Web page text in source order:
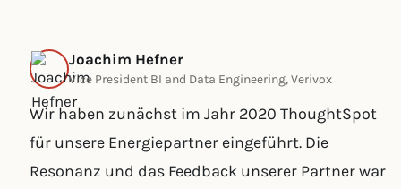
Joachim Hefner
Vice President BI and Data Engineering, Verivox
Wir haben zunächst im Jahr 2020 ThoughtSpot
für unsere Energiepartner eingeführt. Die
Resonanz und das Feedback unserer Partner war